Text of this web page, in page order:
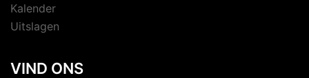
Kalender
Uitslagen
VIND ONS